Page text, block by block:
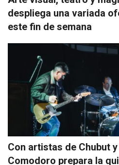
despliega una variada
este fin de semana
Con artistas de Chubut
Comodoro prepara la